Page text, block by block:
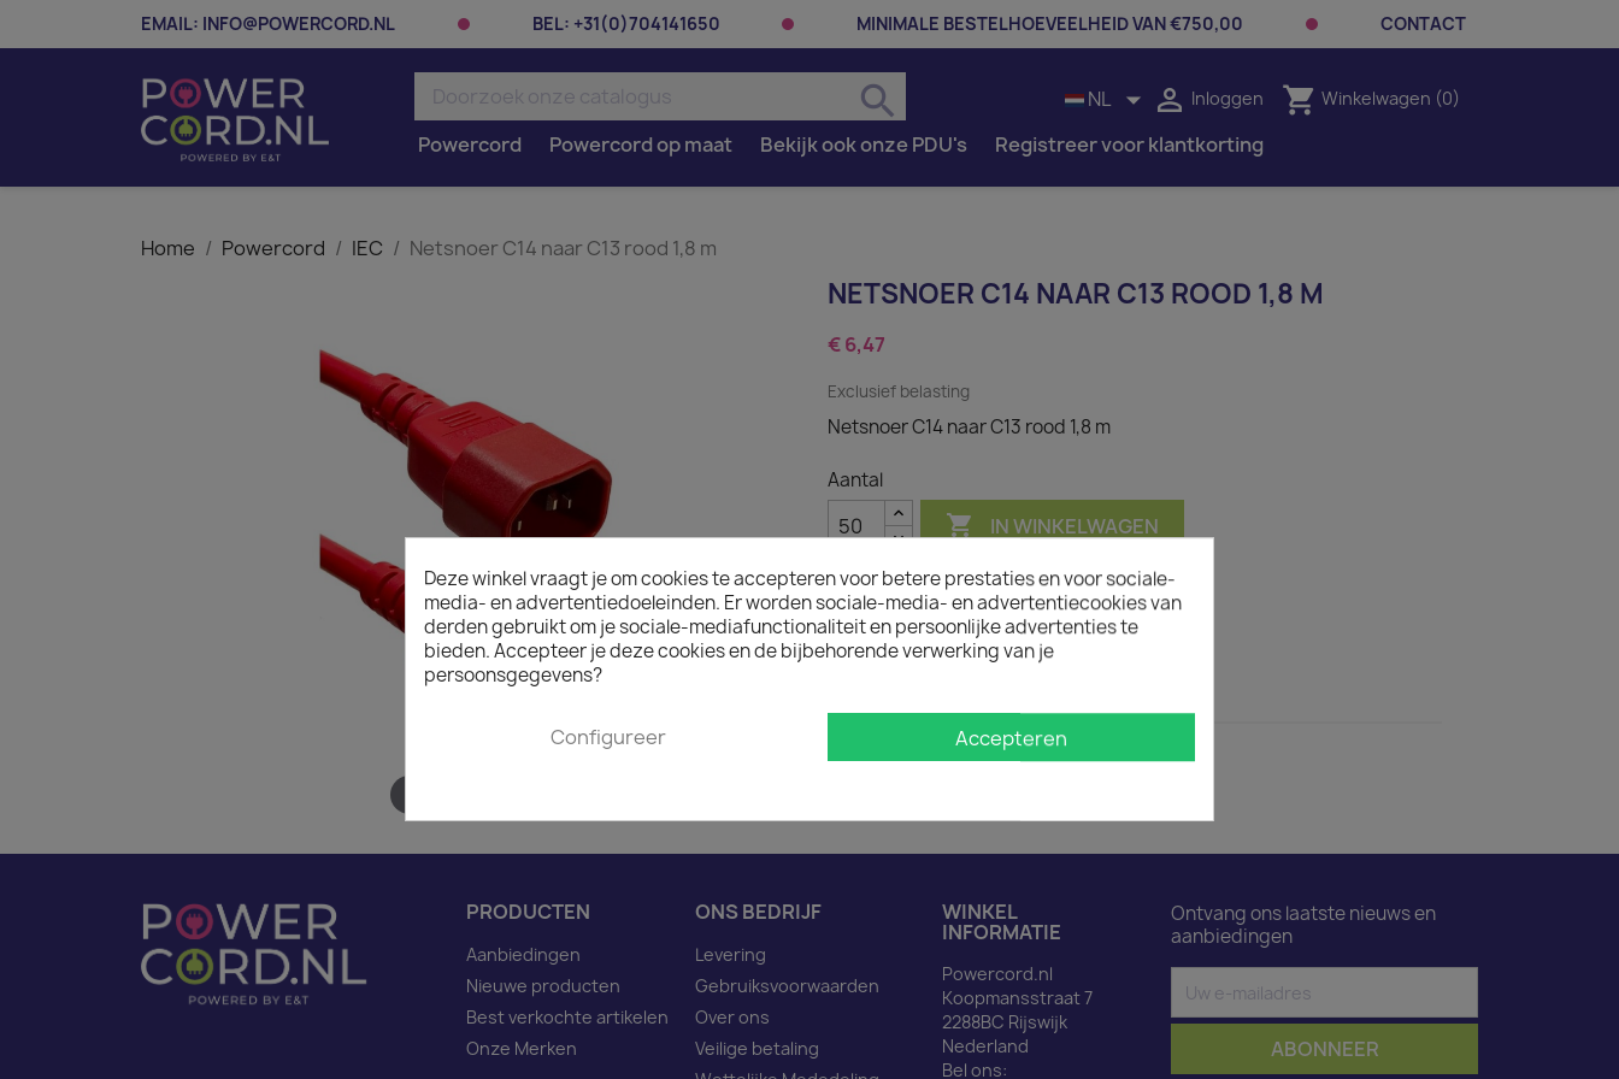
EMAIL: INFO@POWERCORD.NL BEL: +31(0)704141650 MINIMALE BESTELHOEVEELHEID VAN €750,00 CONTACT
search NL   Inloggen shopping_cart Winkelwagen (0)
Powercord Powercord op maat Bekijk ook onze PDU's Registreer voor klantkorting
Home Powercord IEC Netsnoer C14 naar C13 rood 1,8 m
NETSNOER C14 NAAR C13 ROOD 1,8 M
€ 6,47
Exclusief belasting
Netsnoer C14 naar C13 rood 1,8 m
Aantal
 IN WINKELWAGEN
Op voorraad : 1 week levertijd
Minimale afname van het product is 50.
Netsnoer C14 naar C13 rood 1,8 m
PRODUCTEN
Aanbiedingen
Nieuwe producten
Best verkochte artikelen
Onze Merken
ONS BEDRIJF
Levering
Gebruiksvoorwaarden
Over ons
Veilige betaling
WINKEL
INFORMATIE
Powercord.nl
Koopmansstraat 7
2288BC Rijswijk
Nederland
Bel ons:
Ontvang ons laatste nieuws en
aanbiedingen
Deze winkel vraagt je om cookies te accepteren voor betere prestaties en voor sociale-
media- en advertentiedoeleinden. Er worden sociale-media- en advertentiecookies van
derden gebruikt om je sociale-mediafunctionaliteit en persoonlijke advertenties te
bieden. Accepteer je deze cookies en de bijbehorende verwerking van je
persoonsgegevens?
Configureer Accepteren